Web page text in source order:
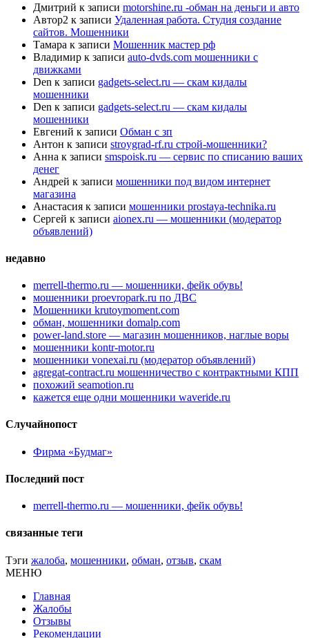
Дмитрий к записи motorshine.ru -обман на деньги и авто
Автор2 к записи Удаленная работа. Студия создание
сайтов. Мошенники
Тамара к записи Мошенник мастер рф
Владимир к записи auto-dvds.com мошенники с
движками
Den к записи gadgets-select.ru — скам кидалы
мошенники
Den к записи gadgets-select.ru — скам кидалы
мошенники
Евгений к записи Обман с зп
Антон к записи stroygrad-rf.ru строй-мошенники?
Анна к записи smspoisk.ru — сервис по списанию ваших
денег
Андрей к записи мошенники под видом интернет
магазина
Анастасия к записи мошенники prostaya-technika.ru
Сергей к записи aionex.ru — мошенники (модератор
объявлений)
недавно
merrell-thermo.ru — мошенники, фейк обувь!
мошенники proevropark.ru по ДВС
Мошенники krutoymoment.com
обман, мошенники domalp.com
power-land.store — магазин мошенников, наглые воры
мошенники kontr-motor.ru
мошенники vonexai.ru (модератор объявлений)
agregat-contract.ru мошенничество с контрактными КПП
похожий seamotion.ru
кажется еще одни мошенники waveride.ru
Случайнопост
Фирма «Будмаг»
Последний пост
merrell-thermo.ru — мошенники, фейк обувь!
связанные теги
Тэги жалоба, мошенники, обман, отзыв, скам
МЕНЮ
Главная
Жалобы
Отзывы
Рекомендации